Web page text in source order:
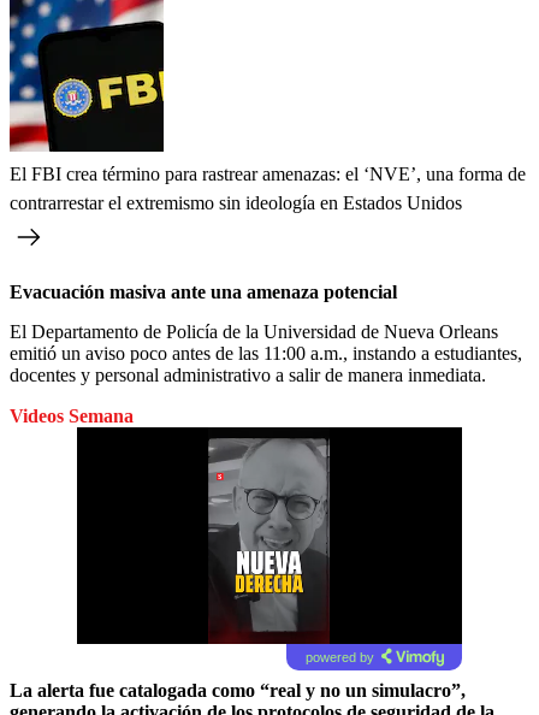
El FBI crea término para rastrear amenazas: el ‘NVE’, una forma de
contrarrestar el extremismo sin ideología en Estados Unidos
Evacuación masiva ante una amenaza potencial
El Departamento de Policía de la Universidad de Nueva Orleans
emitió un aviso poco antes de las 11:00 a.m., instando a estudiantes,
docentes y personal administrativo a salir de manera inmediata.
Videos Semana
powered by
La alerta fue catalogada como “real y no un simulacro”,